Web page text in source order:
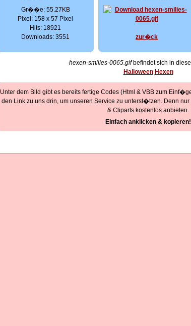
Gr��e: 55.27KB
Pixel: 158 x 57 Pixel
Hits: 18921
Downloads: 3551
zur�ck
hexen-smilies-0065.gifbefindet sich in
Halloween Hexen
Unter dem Bild gibt es bereits fertige Codes (Html & VBB zum
den Link zu uns drin, um unseren Service zu unterst�tzen. Denn
& Cliparts kostenlos anbieten.
Einfach anklicken & kopieren!